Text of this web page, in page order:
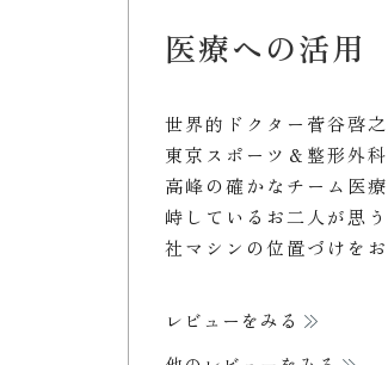
医療への活用
世界的ドクター菅谷啓
東京スポーツ＆整形外
高峰の確かなチーム医
峙しているお二人が思
社マシンの位置づけをお
レビューをみる